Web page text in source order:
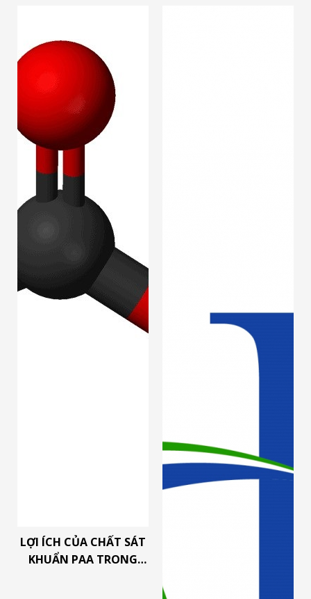
LỢI ÍCH CỦA CHẤT SÁT
KHUẨN PAA TRONG